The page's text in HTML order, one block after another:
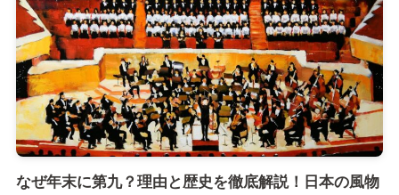
なぜ年末に第九？理由と歴史を徹底解説！日本の風物